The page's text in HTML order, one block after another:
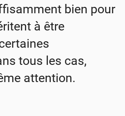
bien pour
à être
tous les cas,
attention.